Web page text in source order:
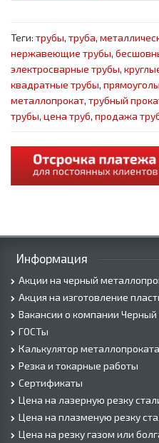
Теги: трубы, труба,
нержавеющие трубы,
электросварные трубы,
квадратные трубы,
металлопрокат, трубный
трубы, цена труб, продажа
Информация
Акции на черный
Акция на изготовление
Вакансии о компании
ГОСТы
Калькулятор металлопроката
Резка и токарные работы
Сертификаты
Цена на лазерную резку
Цена на плазменую резку
Цена на резку газом или